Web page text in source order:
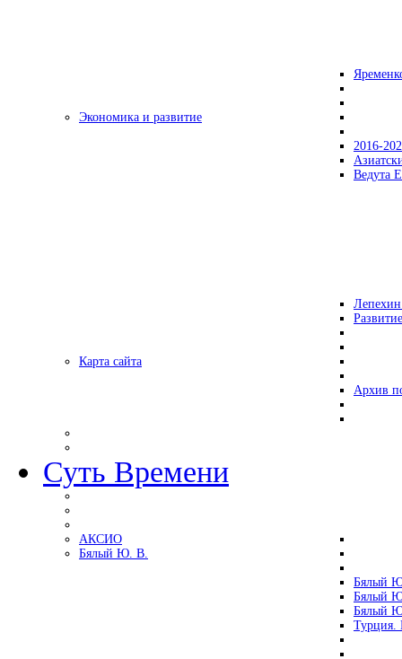
Экономика и развитие
2016-
Ведута
Карта сайта
Архив
Суть Времени
АКСИО
Бялый Ю. В.
Бялый
Бялый
Бялый
Турция.